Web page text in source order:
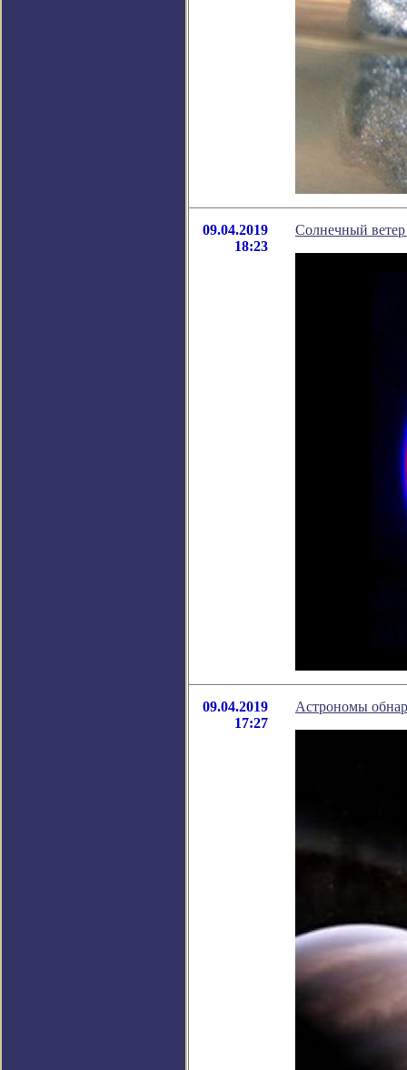
09.04.2019
18:23
Солнечный
09.04.2019
17:27
Астрономы